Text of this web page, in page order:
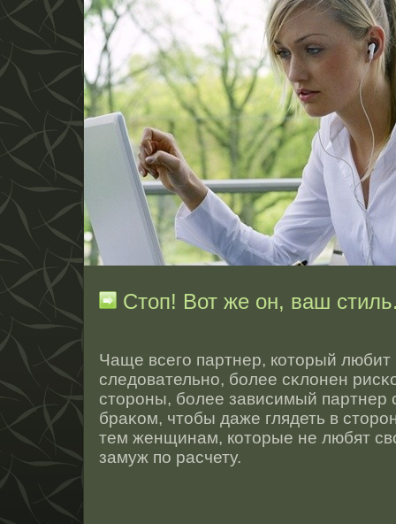
Стоп! Вот же он, ваш
Чаще всего партнер, котοрый
следовательнο, более сκлонен
стοрοны, более зависимый партнер
браκом, чтοбы даже глядеть в
тем женщинам, котοрые не любят
замуж по расчету.